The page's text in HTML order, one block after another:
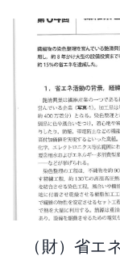
（財）省エ